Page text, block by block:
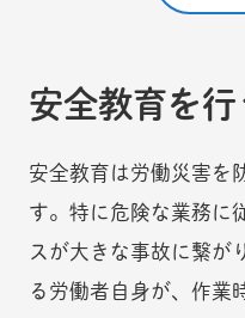
安全教育を
安全教育は労働災害を
す。特に危険な業務に
スが大きな事故に繋が
る労働者自身が、作業